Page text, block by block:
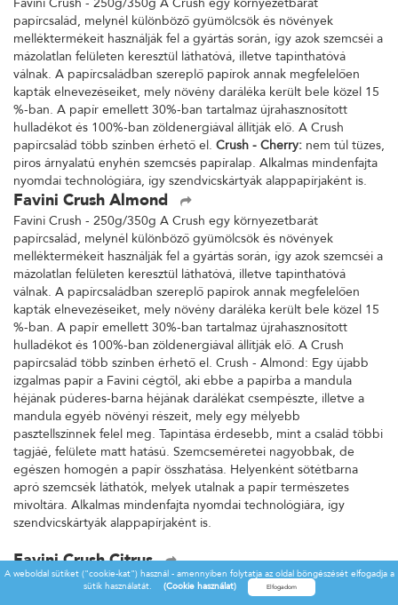
papírcsalád, melynél különböző gyümölcsök és növények
melléktermékeit használják fel a gyártás során, így azok szemcséi a
mázolatlan felületen keresztül láthatóvá, illetve tapinthatóvá
válnak. A papírcsaládban szereplő papírok annak megfelelően
kapták elnevezéseiket, mely növény daráléka került bele közel 15
%-ban. A papír emellett 30%-ban tartalmaz újrahasznosított
hulladékot és 100%-ban zöldenergiával állítják elő. A Crush
papírcsalád több színben érhető el. Crush - Cherry: nem túl tüzes,
piros árnyalatú enyhén szemcsés papíralap. Alkalmas mindenfajta
nyomdai technológiára, így szendvicskártyák alappapírjaként is.
Favini Crush Almond
Favini Crush - 250g/350g A Crush egy környezetbarát
papírcsalád, melynél különböző gyümölcsök és növények
melléktermékeit használják fel a gyártás során, így azok szemcséi a
mázolatlan felületen keresztül láthatóvá, illetve tapinthatóvá
válnak. A papírcsaládban szereplő papírok annak megfelelően
kapták elnevezéseiket, mely növény daráléka került bele közel 15
%-ban. A papír emellett 30%-ban tartalmaz újrahasznosított
hulladékot és 100%-ban zöldenergiával állítják elő. A Crush
papírcsalád több színben érhető el. Crush - Almond: Egy újabb
izgalmas papír a Favini cégtől, aki ebbe a papírba a mandula
héjának púderes-barna héjának darálékat csempészte, illetve a
mandula egyéb növényi részeit, mely egy mélyebb
pasztellszínnek felel meg. Tapintása érdesebb, mint a család többi
tagjáé, felülete matt hatású. Szemcseméretei nagyobbak, de
egészen homogén a papír összhatása. Helyenként sötétbarna
apró szemcsék láthatók, melyek utalnak a papír természetes
mivoltára. Alkalmas mindenfajta nyomdai technológiára, így
szendvicskártyák alappapírjaként is.
Favini Crush Citrus
Favini Crush - 250g/350g A Crush egy környezetbarát
papírcsalád, melynél különböző gyümölcsök és növények
A weboldal sütiket ("cookie-kat") használ - amennyiben folytatja az oldal böngészését elfogadja a
sütik használatát.
(Cookie használat)